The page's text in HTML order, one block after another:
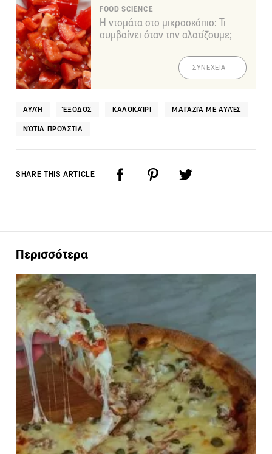
FOOD SCIENCE
Η ντομάτα στο μικροσκόπιο: Τι
συμβαίνει όταν την αλατίζουμε;
ΣΥΝΕΧΕΙΑ
ΑΥΛΉ ΈΞΟΔΟΣ ΚΑΛΟΚΑΊΡΙ ΜΑΓΑΖΙΆ ΜΕ ΑΥΛΈΣ
ΝΌΤΙΑ ΠΡΟΆΣΤΙΑ
SHARE THIS ARTICLE
Περισσότερα